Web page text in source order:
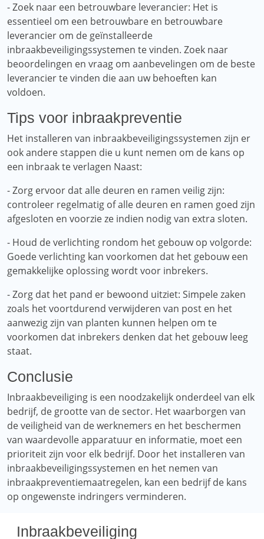
- Zoek naar een betrouwbare leverancier: Het is
essentieel om een ​​betrouwbare en betrouwbare
leverancier om de geïnstalleerde
inbraakbeveiligingssystemen te vinden. Zoek naar
beoordelingen en vraag om aanbevelingen om de beste
leverancier te vinden die aan uw behoeften kan
voldoen.
Tips voor inbraakpreventie
Het installeren van inbraakbeveiligingssystemen zijn er
ook andere stappen die u kunt nemen om de kans op
een inbraak te verlagen Naast:
- Zorg ervoor dat alle deuren en ramen veilig zijn:
controleer regelmatig of alle deuren en ramen goed zijn
afgesloten en voorzie ze indien nodig van extra sloten.
- Houd de verlichting rondom het gebouw op volgorde:
Goede verlichting kan voorkomen dat het gebouw een
gemakkelijke oplossing wordt voor inbrekers.
- Zorg dat het pand er bewoond uitziet: Simpele zaken
zoals het voortdurend verwijderen van post en het
aanwezig zijn van planten kunnen helpen om te
voorkomen dat inbrekers denken dat het gebouw leeg
staat.
Conclusie
Inbraakbeveiliging is een noodzakelijk onderdeel van elk
bedrijf, de grootte van de sector. Het waarborgen van
de veiligheid van de werknemers en het beschermen
van waardevolle apparatuur en informatie, moet een
prioriteit zijn voor elk bedrijf. Door het installeren van
inbraakbeveiligingssystemen en het nemen van
inbraakpreventiemaatregelen, kan een bedrijf de kans
op ongewenste indringers verminderen.
Inbraakbeveiliging